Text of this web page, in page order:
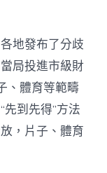
真
金
查
包
養
網
站
白
地發布了分歧
局投進市級財
、體育等範疇
到先得”方法
，片子、體育